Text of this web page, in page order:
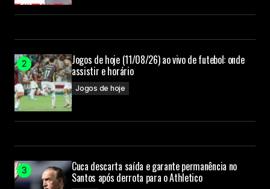
Jogos de hoje (11/08/26) ao vivo de futebol: onde
assistir e horário
Jogos de hoje
Cuca descarta saída e garante permanência no
Santos após derrota para o Athletico